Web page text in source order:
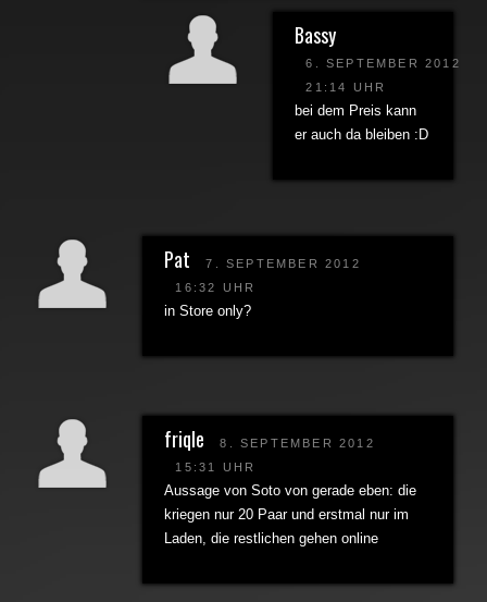
Bassy
6. SEPTEMBER 2012
21:14 UHR
bei dem Preis kann
er auch da bleiben :D
Pat
7. SEPTEMBER 2012
16:32 UHR
in Store only?
friqle
8. SEPTEMBER 2012
15:31 UHR
Aussage von Soto von gerade eben: die
kriegen nur 20 Paar und erstmal nur im
Laden, die restlichen gehen online